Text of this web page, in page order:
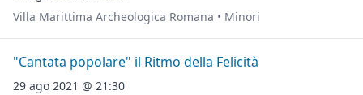
Villa Marittima Archeologica Romana • Minori
"Cantata popolare" il Ritmo della Felicità
29 ago 2021 @ 21:30